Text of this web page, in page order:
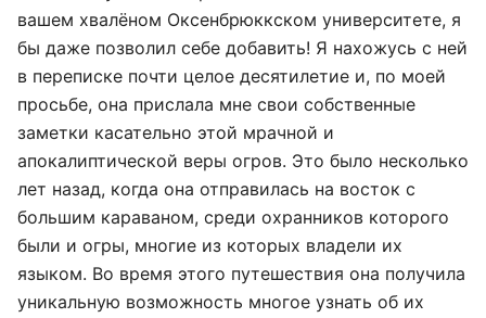
вашем хвалёном Оксенбрюккском университете, я
бы даже позволил себе добавить! Я нахожусь с ней
в переписке почти целое десятилетие и, по моей
просьбе, она прислала мне свои собственные
заметки касательно этой мрачной и
апокалиптической веры огров. Это было несколько
лет назад, когда она отправилась на восток с
большим караваном, среди охранников которого
были и огры, многие из которых владели их
языком. Во время этого путешествия она получила
уникальную возможность многое узнать об их